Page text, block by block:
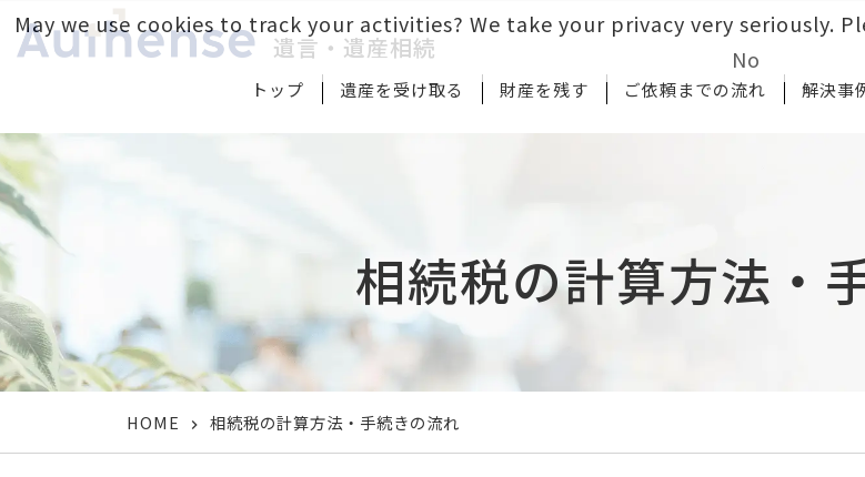
遺言・遺産相続
トップ 遺産を受け取る 財産を残す ご依頼までの流れ 解決事
相続税の計算方法・
HOME 相続税の計算方法・手続きの流れ
May we use cookies to track your activities? We take your privacy very seriously.
No